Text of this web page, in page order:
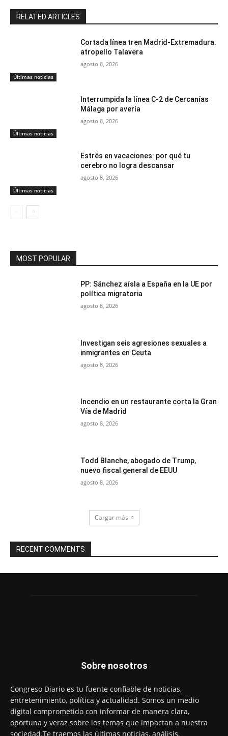
RELATED ARTICLES
Últimas noticias
Cortada línea tren Madrid-Extremadura:
atropello Talavera
agosto 8, 2026
Últimas noticias
Interrumpida la línea C-2 de Cercanías
Málaga por avería
agosto 8, 2026
Últimas noticias
Estrés en vacaciones: por qué tu
cerebro no logra descansar
agosto 8, 2026
MOST POPULAR
PP: Sánchez aísla a España en la UE por
política migratoria
agosto 8, 2026
Investigan seis agresiones sexuales a
inmigrantes en Ceuta
agosto 8, 2026
Incendio en un restaurante corta la Gran
Vía de Madrid
agosto 8, 2026
Todd Blanche, abogado de Trump,
nuevo fiscal general de EEUU
agosto 8, 2026
Cargar más
RECENT COMMENTS
Sobre nosotros
Congreso Diario es tu fuente confiable de noticias,
entretenimiento, política y actualidad. Somos un medio
digital comprometido con informar de manera clara,
oportuna y veraz sobre los temas que impactan a nuestra
sociedad.Te traemos las últimas noticias, análisis,